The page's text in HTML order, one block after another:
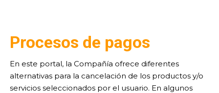
Procesos de pagos
En este portal, la Compañía ofrece diferentes
alternativas para la cancelación de los productos y/o
servicios seleccionados por el usuario. En algunos